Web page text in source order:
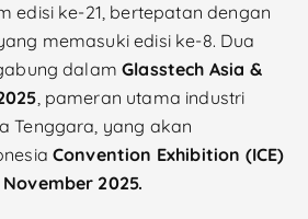
edisi ke-21, bertepatan dengan
memasuki edisi ke-8. Dua
dalamGlasstech Asia &
, pameran utama industri
Tenggara, yang akan
Convention Exhibition (ICE)
2025.